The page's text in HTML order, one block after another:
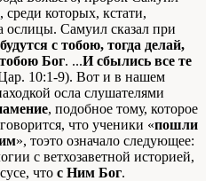
среди которых, кстати,
ослицы. Самуил сказал при
с тобою, тогда делай,
Бог. ...И сбылись все те
10:1-9). Вот и в нашем
осла слушателями
, подобное тому, которое
что ученики «пошли
», тоэто означало следующее:
с ветхозаветной историей,
что с Ним Бог.